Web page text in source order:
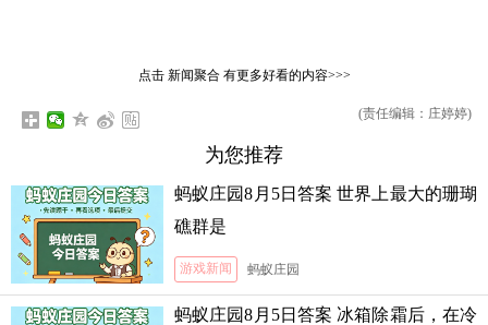
点击 新闻聚合有更多好看的内容>>>
(责任编辑：庄婷婷)
为您推荐
蚂蚁庄园8月5日答案 世界上最大的珊瑚
礁群是
游戏新闻 蚂蚁庄园
蚂蚁庄园8月5日答案 冰箱除霜后，在冷